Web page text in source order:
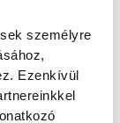
személyre
Ezenkívül
RÉSZLETEK